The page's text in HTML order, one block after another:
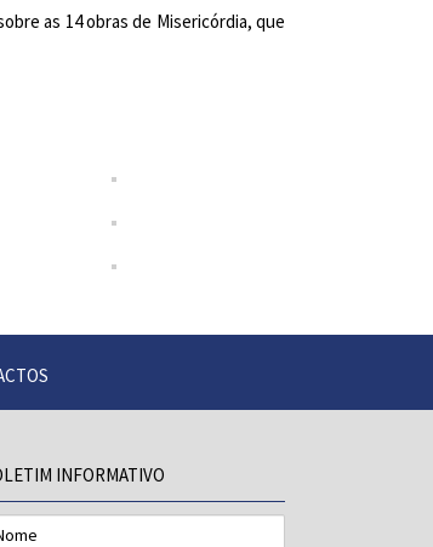
as 14 obras de Misericórdia, que
INFORMATIVO